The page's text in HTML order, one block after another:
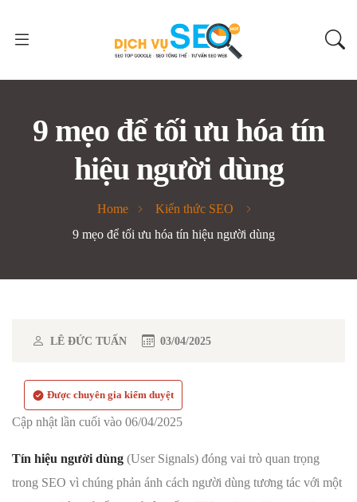
9 mẹo để tối ưu hóa tín
hiệu người dùng
Home
Kiến thức SEO
9 mẹo để tối ưu hóa tín hiệu người dùng
LÊ ĐỨC TUẤN 03/04/2025
Được chuyên gia kiểm duyệt
Cập nhật lần cuối vào 06/04/2025
Tín hiệu người dùng (User Signals) đóng vai trò quan trọng
trong SEO vì chúng phản ánh cách người dùng tương tác với một